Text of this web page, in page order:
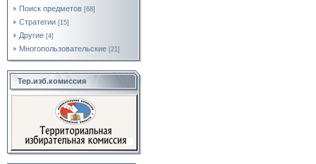
Поиск предметов [68]
Стратегии [15]
Другие [4]
Многопользовательские [21]
Тер.изб.комиссия